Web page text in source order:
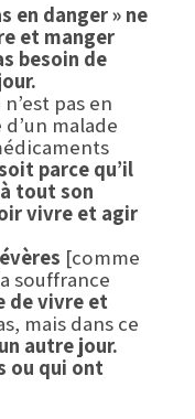
en danger » ne
et manger
besoin de
pas en
malade
parce qu’il
tout son
vivre et agir
[comme
souffrance
de vivre et
mais dans ce
autre jour.
ou qui ont